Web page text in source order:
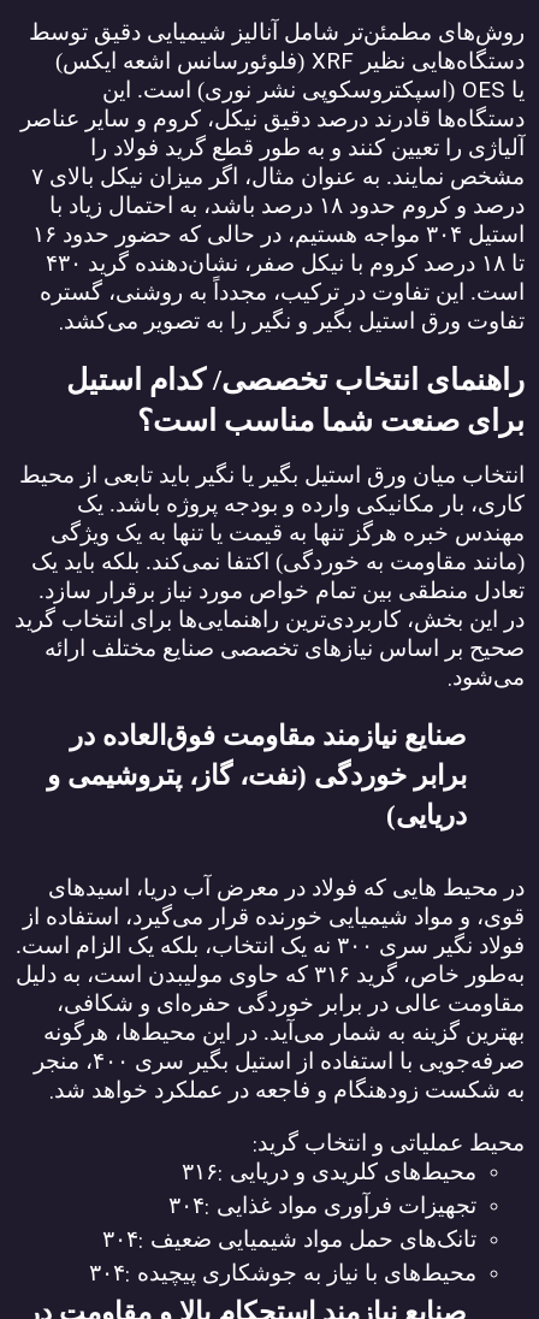
روش‌های مطمئن‌تر شامل آنالیز شیمیایی دقیق توسط
دستگاه‌هایی نظیر XRF (فلوئورسانس اشعه ایکس)
یا OES (اسپکتروسکوپی نشر نوری) است. این
دستگاه‌ها قادرند درصد دقیق نیکل، کروم و سایر عناصر
آلیاژی را تعیین کنند و به طور قطع گرید فولاد را
مشخص نمایند. به عنوان مثال، اگر میزان نیکل بالای ۷
درصد و کروم حدود ۱۸ درصد باشد، به احتمال زیاد با
استیل ۳۰۴ مواجه هستیم، در حالی که حضور حدود ۱۶
تا ۱۸ درصد کروم با نیکل صفر، نشان‌دهنده گرید ۴۳۰
است. این تفاوت در ترکیب، مجدداً به روشنی، گستره
تفاوت ورق استیل بگیر و نگیر را به تصویر می‌کشد.
راهنمای انتخاب تخصصی/ کدام استیل
برای صنعت شما مناسب است؟
انتخاب میان ورق استیل بگیر یا نگیر باید تابعی از محیط
کاری، بار مکانیکی وارده و بودجه پروژه باشد. یک
مهندس خبره هرگز تنها به قیمت یا تنها به یک ویژگی
(مانند مقاومت به خوردگی) اکتفا نمی‌کند. بلکه باید یک
تعادل منطقی بین تمام خواص مورد نیاز برقرار سازد.
در این بخش، کاربردی‌ترین راهنمایی‌ها برای انتخاب گرید
صحیح بر اساس نیازهای تخصصی صنایع مختلف ارائه
می‌شود.
صنایع نیازمند مقاومت فوق‌العاده در
برابر خوردگی (نفت، گاز، پتروشیمی و
دریایی)
در محیط‌ هایی که فولاد در معرض آب دریا، اسیدهای
قوی، و مواد شیمیایی خورنده قرار می‌گیرد، استفاده از
فولاد نگیر سری ۳۰۰ نه یک انتخاب، بلکه یک الزام است.
به‌طور خاص، گرید ۳۱۶ که حاوی مولیبدن است، به دلیل
مقاومت عالی در برابر خوردگی حفره‌ای و شکافی،
بهترین گزینه به شمار می‌آید. در این محیط‌ها، هرگونه
صرفه‌جویی با استفاده از استیل بگیر سری ۴۰۰، منجر
به شکست زودهنگام و فاجعه در عملکرد خواهد شد.
محیط عملیاتی و انتخاب گرید:
محیط‌های کلریدی و دریایی :۳۱۶
تجهیزات فرآوری مواد غذایی :۳۰۴
تانک‌های حمل مواد شیمیایی ضعیف :۳۰۴
محیط‌های با نیاز به جوشکاری پیچیده :۳۰۴
صنایع نیازمند استحکام بالا و مقاومت در